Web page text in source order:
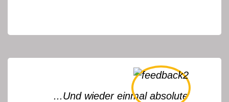
...Und wieder einmal absolute